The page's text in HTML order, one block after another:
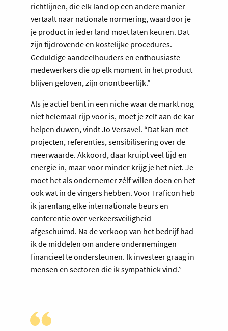
richtlijnen, die elk land op een andere manier
vertaalt naar nationale normering, waardoor je
je product in ieder land moet laten keuren. Dat
zijn tijdrovende en kostelijke procedures.
Geduldige aandeelhouders en enthousiaste
medewerkers die op elk moment in het product
blijven geloven, zijn onontbeerlijk.”
Als je actief bent in een niche waar de markt nog
niet helemaal rijp voor is, moet je zelf aan de kar
helpen duwen, vindt Jo Versavel. “Dat kan met
projecten, referenties, sensibilisering over de
meerwaarde. Akkoord, daar kruipt veel tijd en
energie in, maar voor minder krijg je het niet. Je
moet het als ondernemer zélf willen doen en het
ook wat in de vingers hebben. Voor Traficon heb
ik jarenlang elke internationale beurs en
conferentie over verkeersveiligheid
afgeschuimd. Na de verkoop van het bedrijf had
ik de middelen om andere ondernemingen
financieel te ondersteunen. Ik investeer graag in
mensen en sectoren die ik sympathiek vind.”